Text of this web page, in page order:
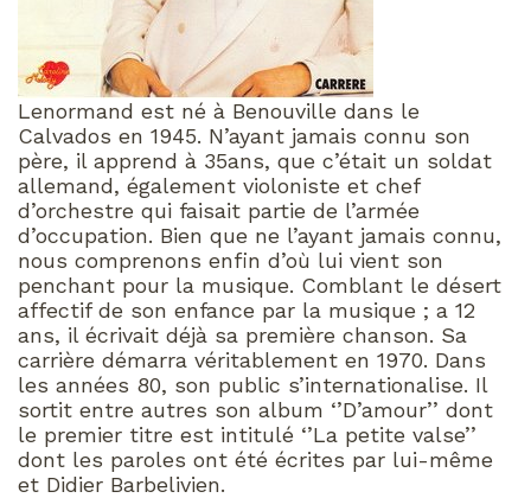
Lenormand est né à Benouville dans le
Calvados en 1945. N’ayant jamais connu son
père, il apprend à 35ans, que c’était un soldat
allemand, également violoniste et chef
d’orchestre qui faisait partie de l’armée
d’occupation. Bien que ne l’ayant jamais connu,
nous comprenons enfin d’où lui vient son
penchant pour la musique. Comblant le désert
affectif de son enfance par la musique ; a 12
ans, il écrivait déjà sa première chanson. Sa
carrière démarra véritablement en 1970. Dans
les années 80, son public s’internationalise. Il
sortit entre autres son album ‘’D’amour’’ dont
le premier titre est intitulé ‘’La petite valse’’
dont les paroles ont été écrites par lui-même
et Didier Barbelivien.